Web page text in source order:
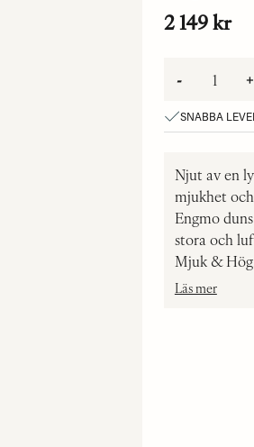
2 149 kr
- +
SNABBA
Njut av en
mjukhet
Engmo
stora och
Mjuk &
Läs mer